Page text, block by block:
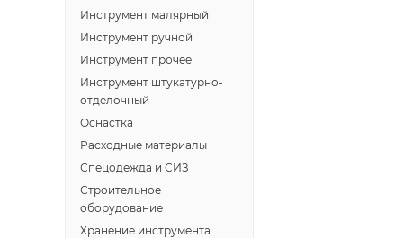
Инструмент малярный
Инструмент ручной
Инструмент прочее
Инструмент штукатурно-
отделочный
Оснастка
Расходные материалы
Спецодежда и СИЗ
Строительное
оборудование
Хранение инструмента